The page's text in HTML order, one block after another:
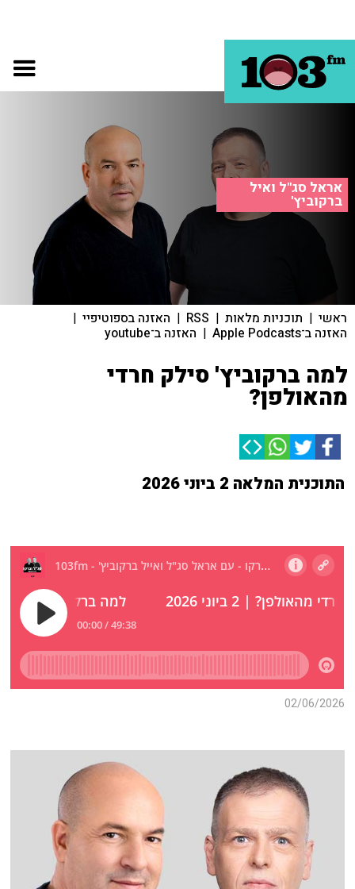
אראל סג"ל ואיל
ברקוביץ'
ראשי | תוכניות מלאות |
RSS
| האזנה בספוטיפיי |
האזנה ב־Apple Podcasts | האזנה ב־youtube
למה ברקוביץ' סילק חרדי
מהאולפן?
התוכנית המלאה 2 ביוני 2026
02/06/2026